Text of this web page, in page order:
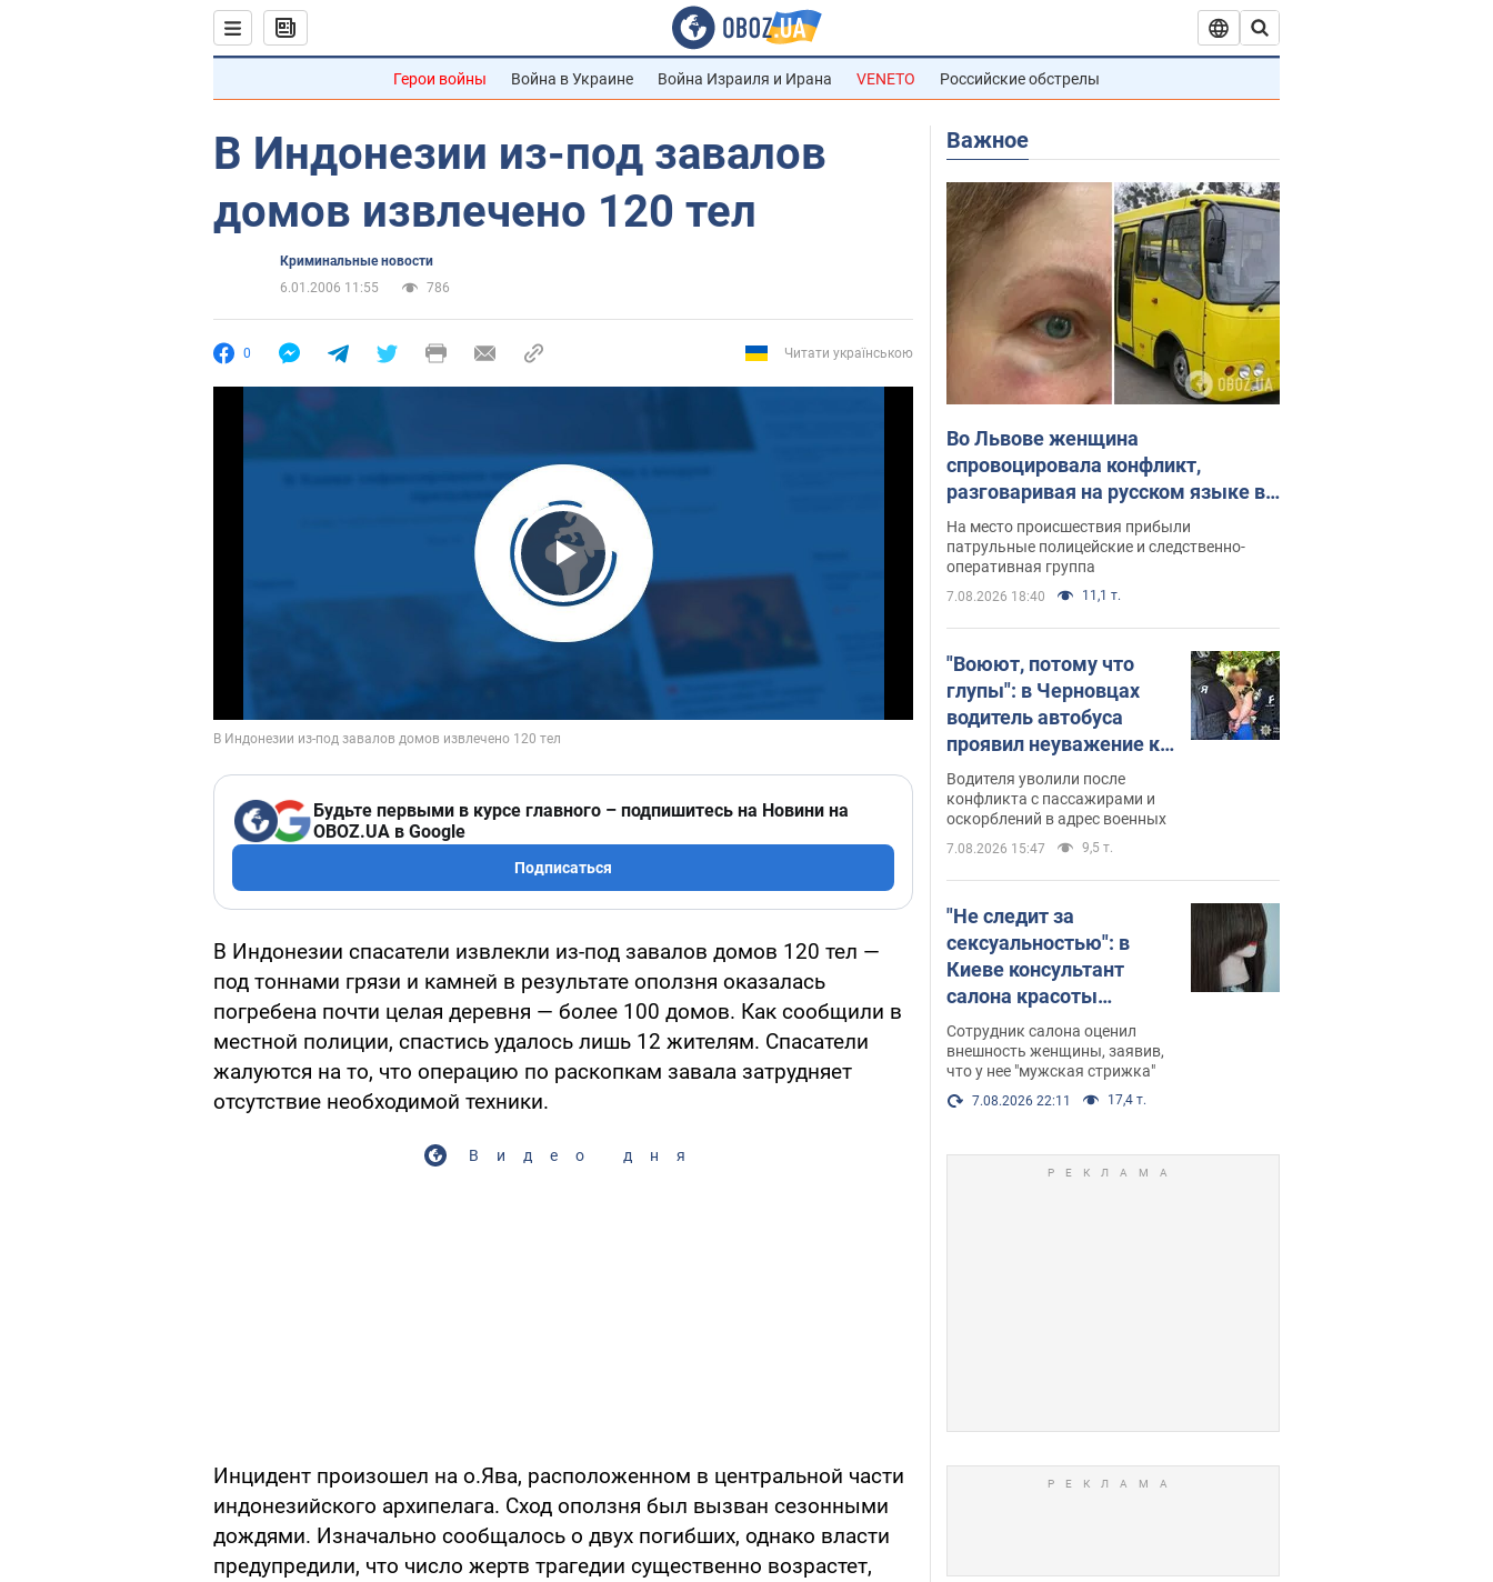
Герои войны Война в Украине Война Израиля и Ирана VENETO Российские обстрелы
В Индонезии из-под завалов
домов извлечено 120 тел
Криминальные новости
6.01.2006 11:55
786
0 Читати українською
Play Video
Будьте первыми в курсе главного – подпишитесь на Новини на
OBOZ.UA в Google
Подписаться
В Индонезии спасатели извлекли из-под завалов домов 120 тел —
под тоннами грязи и камней в результате оползня оказалась
погребена почти целая деревня — более 100 домов. Как сообщили в
местной полиции, спастись удалось лишь 12 жителям. Спасатели
жалуются на то, что операцию по раскопкам завала затрудняет
отсутствие необходимой техники.
Видео дня
Инцидент произошел на о.Ява, расположенном в центральной части
индонезийского архипелага. Сход оползня был вызван сезонными
дождями. Изначально сообщалось о двух погибших, однако власти
предупредили, что число жертв трагедии существенно возрастет,
Важное
Во Львове женщина
спровоцировала конфликт,
разговаривая на русском языке в
маршрутке: полиция составила
административный протокол.
Видео
На место происшествия прибыли
патрульные полицейские и следственно-
оперативная группа
7.08.2026 18:40 11,1 т.
"Воюют, потому что
глупы": в Черновцах
водитель автобуса
проявил неуважение к
украинским военным и
поплатился за это.
Видео
Водителя уволили после
конфликта с пассажирами и
оскорблений в адрес военных
7.08.2026 15:47 9,5 т.
"Не следит за
сексуальностью": в
Киеве консультант
салона красоты
оскорбил женщину
после химиотерапии,
разгорелся скандал.
Фото
Сотрудник салона оценил
внешность женщины, заявив,
что у нее "мужская стрижка"
7.08.2026 22:11 17,4 т.